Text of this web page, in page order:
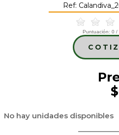
Ref:
Puntuación: 0 /
No hay unidades disponibles